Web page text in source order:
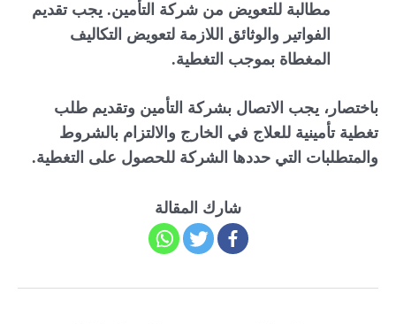
مطالبة للتعويض من شركة التأمين. يجب تقديم
الفواتير والوثائق اللازمة لتعويض التكاليف
المغطاة بموجب التغطية.
باختصار، يجب الاتصال بشركة التأمين وتقديم طلب
تغطية تأمينية للعلاج في الخارج والالتزام بالشروط
والمتطلبات التي حددها الشركة للحصول على التغطية.
شارك المقالة